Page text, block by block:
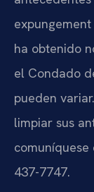
ha obtenido
el Condado
pueden
limpiar sus
comuníquese
437-7747.